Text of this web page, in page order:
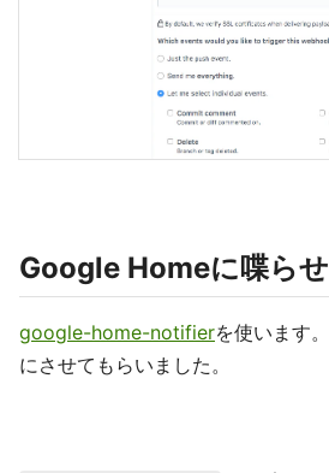
Google Homeに喋ら
google-home-notifierを使います
にさせてもらいました。